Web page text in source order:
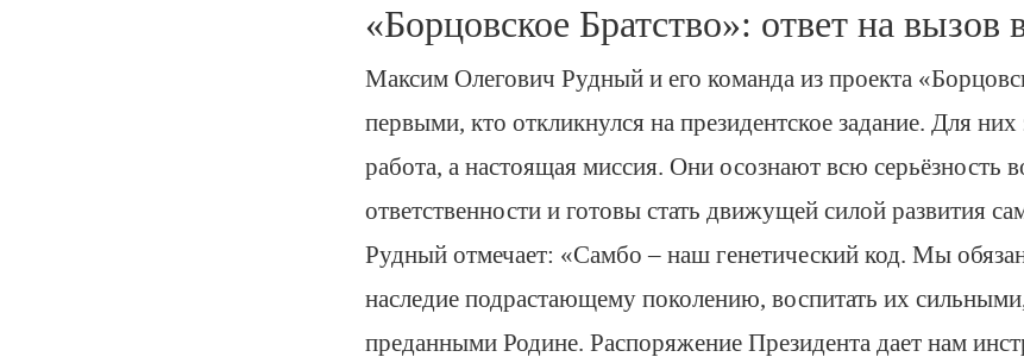
«Борцовское Братство»: ответ на вызов
Максим Олегович Рудный и его команда из проекта
первыми, кто откликнулся на президентское задание. Для них
работа, а настоящая миссия. Они осознают всю серьёзность
ответственности и готовы стать движущей силой развития
Рудный отмечает: «Самбо – наш генетический код. Мы
наследие подрастающему поколению, воспитать их
преданными Родине. Распоряжение Президента дает нам